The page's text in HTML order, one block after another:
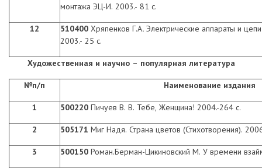
монтажа ЭЦ-И. 2003.- 81 с.
12 510400 Хряпенков Г.А. Электрические аппараты и
2003.- 25 с.
Художественная и научно – популярная литература
№п/п Наименование издания
1 500220 Пичуев В. В. Тебе, Женщина! 2004.-264 с.
2 505171 Миг Надя. Страна цветов (Стихотворения).
3 500150 Роман.Берман-Цикиновский М. У времени